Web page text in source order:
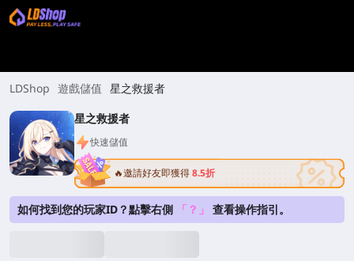
LDShop 遊戲儲值 星之救援者
星之救援者
快速儲值
🔥邀請好友即獲得8.5折
如何找到您的玩家ID？點擊右側 「？」 查看操作指引。